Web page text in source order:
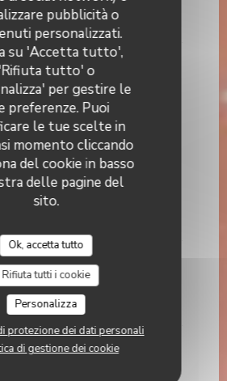
pubblicità o
personalizzati.
su 'Accetta tutto',
tutto' o
per gestire le
preferenze. Puoi
le tue scelte in
momento cliccando
del cookie in basso
delle pagine del
sito.
Ok, accetta tutto
Rifiuta tutti i cookie
Personalizza
protezione dei dati personali
di gestione dei cookie
70,00 EUR
de la criée
prix sur demande
Poisson
Thon Albacore snacké
pavé de Thon , juste un aller ,
vierge légumes de saison
Calmar grillé
herbes ; légumes saison
26,50 EUR
Poulpe grillé
Chez Ernest